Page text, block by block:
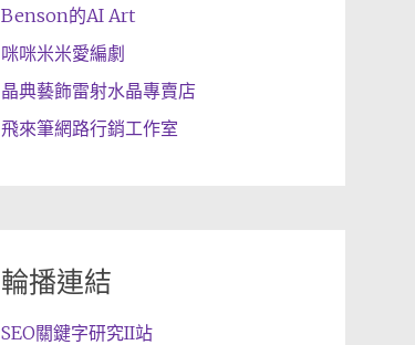
Benson的AI Art
咪咪米米愛編劇
晶典藝飾雷射水晶專賣店
飛來筆網路行銷工作室
輪播連結
SEO關鍵字研究II站